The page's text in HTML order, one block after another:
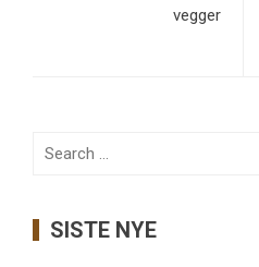
vegger
Search
SISTE NYE